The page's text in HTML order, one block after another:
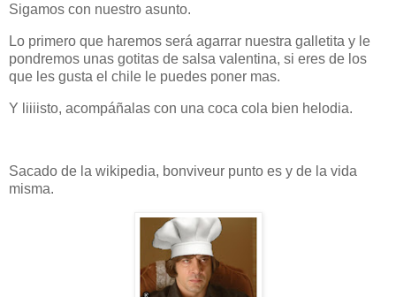
Sigamos con nuestro asunto.
Lo primero que haremos será agarrar nuestra galletita y le
pondremos unas gotitas de salsa valentina, si eres de los
que les gusta el chile le puedes poner mas.
Y liiiisto, acompáñalas con una coca cola bien helodia.
Sacado de la wikipedia, bonviveur punto es y de la vida
misma.